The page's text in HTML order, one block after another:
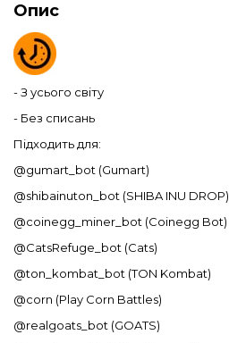
Опис
- З усього світу
- Без списань
Підходить для:
@gumart_bot (Gumart)
@shibainuton_bot (SHIBA INU DROP)
@coinegg_miner_bot (Coinegg Bot)
@CatsRefuge_bot (Cats)
@ton_kombat_bot (TON Kombat)
@corn (Play Corn Battles)
@realgoats_bot (GOATS)